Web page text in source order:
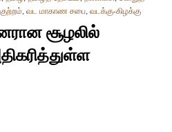
, வட மாகாண சபை, வடக்கு-கிழக்கு
சூழலில்